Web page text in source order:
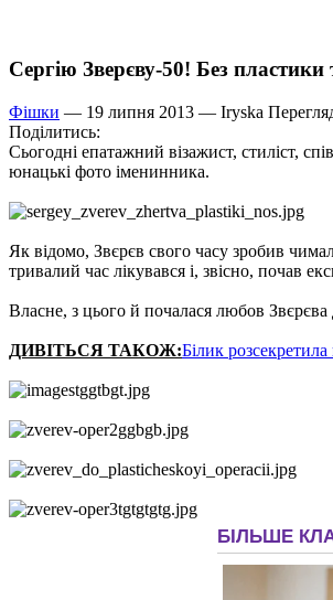
Сергію Зверєву-50! Без
Фішки — 19 липня 2013 — Iryska
Поділитись:
Сьогодні епатажний візажист, стиліст,
юнацькі фото іменинника.
Як відомо, Звєрєв свого часу зробив
тривалий час лікувався і, звісно, почав
Власне, з цього й почалася любов Звєрєва
ДИВІТЬСЯ ТАКОЖ:Білик